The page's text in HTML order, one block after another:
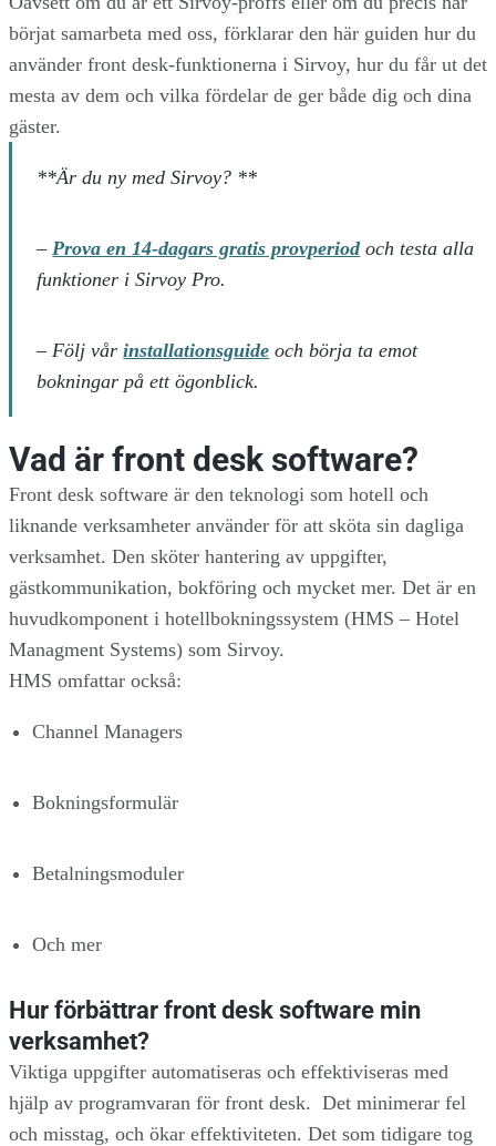
börjat samarbeta med oss, förklarar den här guiden hur du
använder front desk-funktionerna i Sirvoy, hur du får ut det
mesta av dem och vilka fördelar de ger både dig och dina
gäster.
**Är du ny med Sirvoy? **
– Prova en 14-dagars gratis provperiodoch testa alla
funktioner i Sirvoy Pro.
– Följ vårinstallationsguide och börja ta emot
bokningar på ett ögonblick.
Vad är front desk software?
Front desk software är den teknologi som hotell och
liknande verksamheter använder för att sköta sin dagliga
verksamhet. Den sköter hantering av uppgifter,
gästkommunikation, bokföring och mycket mer. Det är en
huvudkomponent i hotellbokningssystem (HMS – Hotel
Managment Systems) som Sirvoy.
HMS omfattar också:
Channel Managers
Bokningsformulär
Betalningsmoduler
Och mer
Hur förbättrar front desk software min
verksamhet?
Viktiga uppgifter automatiseras och effektiviseras med
hjälp av programvaran för front desk. Det minimerar fel
och misstag, och ökar effektiviteten. Det som tidigare tog